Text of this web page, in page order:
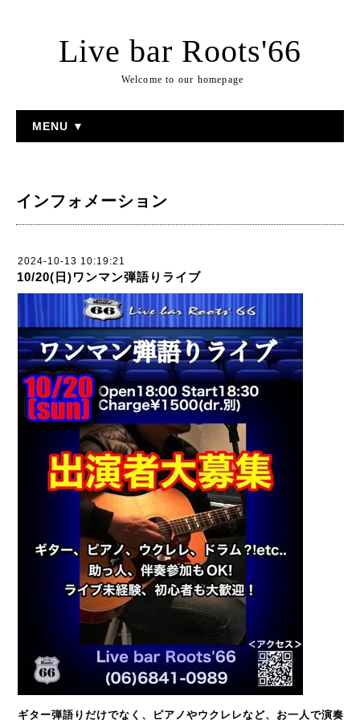
Live bar Roots'66
Welcome to our homepage
MENU ▼
インフォメーション
2024-10-13 10:19:21
10/20(日)ワンマン弾語りライブ
ギター弾語りだけでなく、ピアノやウクレレなど、お一人で演奏